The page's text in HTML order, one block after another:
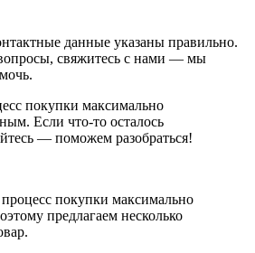
данные указаны правильно.
свяжитесь с нами — мы
покупки максимально
Если что-то осталось
— поможем разобраться!
покупки максимально
предлагаем несколько